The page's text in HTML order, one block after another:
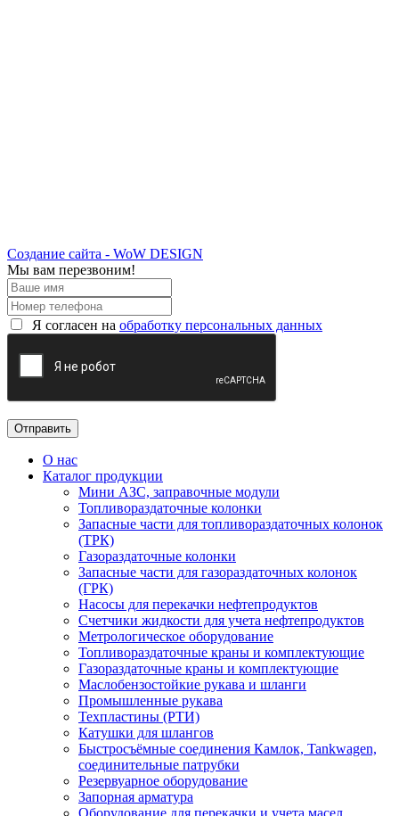
Создание сайта - WoW DESIGN
Мы вам перезвоним!
Я согласен на обработку персональных данных
О нас
Каталог продукции
Мини АЗС, заправочные модули
Топливораздаточные колонки
Запасные части для топливораздаточных колонок
(ТРК)
Газораздаточные колонки
Запасные части для газораздаточных колонок
(ГРК)
Насосы для перекачки нефтепродуктов
Счетчики жидкости для учета нефтепродуктов
Метрологическое оборудование
Топливораздаточные краны и комплектующие
Газораздаточные краны и комплектующие
Маслобензостойкие рукава и шланги
Промышленные рукава
Техпластины (РТИ)
Катушки для шлангов
Быстросъёмные соединения Камлок, Tankwagen,
соединительные патрубки
Резервуарное оборудование
Запорная арматура